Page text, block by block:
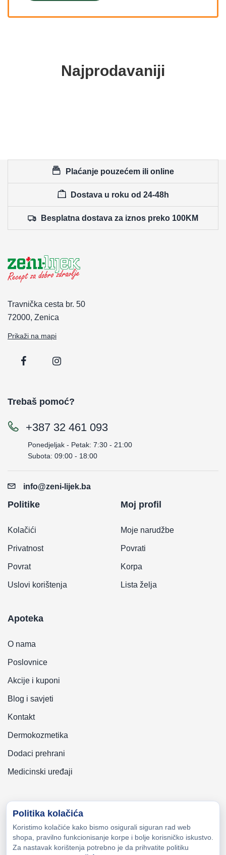
Najprodavaniji
Plaćanje pouzećem ili online
Dostava u roku od 24-48h
Besplatna dostava za iznos preko 100KM
Travnička cesta br. 50
72000, Zenica
Prikaži na mapi
Trebaš pomoć?
+387 32 461 093
Ponedjeljak - Petak: 7:30 - 21:00
Subota: 09:00 - 18:00
info@zeni-lijek.ba
Politike
Kolačići
Privatnost
Povrat
Uslovi korištenja
Moj profil
Moje narudžbe
Povrati
Korpa
Lista želja
Apoteka
O nama
Poslovnice
Akcije i kuponi
Blog i savjeti
Kontakt
Dermokozmetika
Dodaci prehrani
Medicinski uređaji
Copyright © 2026 Zeni-Lijek Apoteka. Sva prava zadržana
Politika kolačića
Koristimo kolačiće kako bismo osigurali siguran rad web
shopa, pravilno funkcionisanje korpe i bolje korisničko iskustvo.
Za nastavak korištenja potrebno je da prihvatite politiku